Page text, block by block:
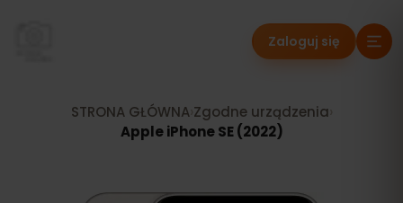
Zaloguj się
STRONA GŁÓWNA› Zgodne urządzenia
Apple iPhone SE (2022)